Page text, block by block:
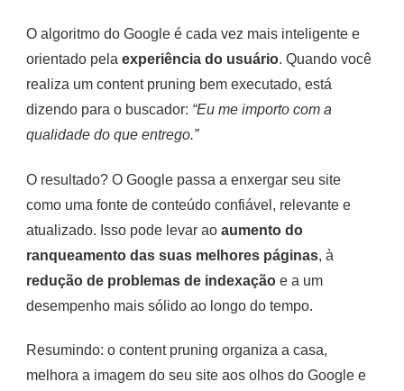
O algoritmo do Google é cada vez mais inteligente e
orientado pela experiência do usuário. Quando você
realiza um content pruning bem executado, está
dizendo para o buscador: “Eu me importo com a
qualidade do que entrego.”
O resultado? O Google passa a enxergar seu site
como uma fonte de conteúdo confiável, relevante e
atualizado. Isso pode levar ao aumento do
ranqueamento das suas melhores páginas, à
redução de problemas de indexação e a um
desempenho mais sólido ao longo do tempo.
Resumindo: o content pruning organiza a casa,
melhora a imagem do seu site aos olhos do Google e